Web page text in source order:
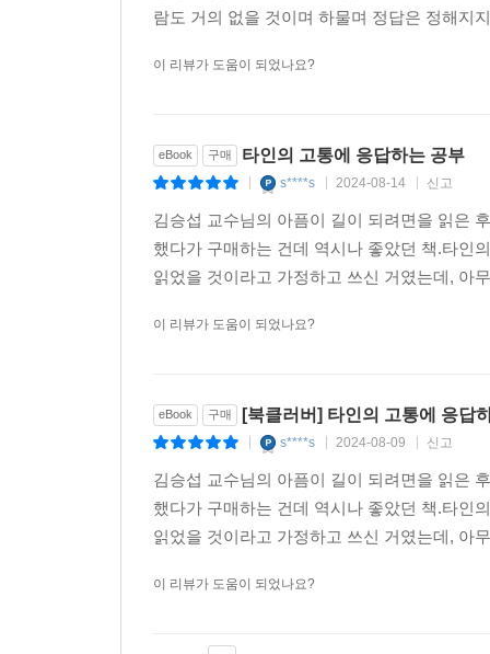
이야기는 마무리됩니다.”(7~8쪽)
람도 거의 없을 것이며 하물며 정답은 정해지
이 리뷰가 도움이 되었나요?
eBook 구매 타인의 고통에 응답하는 공부
s****s 2024-08-14 신고
김승섭 교수님의 아픔이 길이 되려면을 읽은
했다가 구매하는 건데 역시나 좋았던 책.타인
읽었을 것이라고 가정하고 쓰신 거였는데, 아
이 리뷰가 도움이 되었나요?
eBook 구매 [북클러버] 타인의 고통에 응답
s****s 2024-08-09 신고
김승섭 교수님의 아픔이 길이 되려면을 읽은
했다가 구매하는 건데 역시나 좋았던 책.타인
읽었을 것이라고 가정하고 쓰신 거였는데, 아
이 리뷰가 도움이 되었나요?